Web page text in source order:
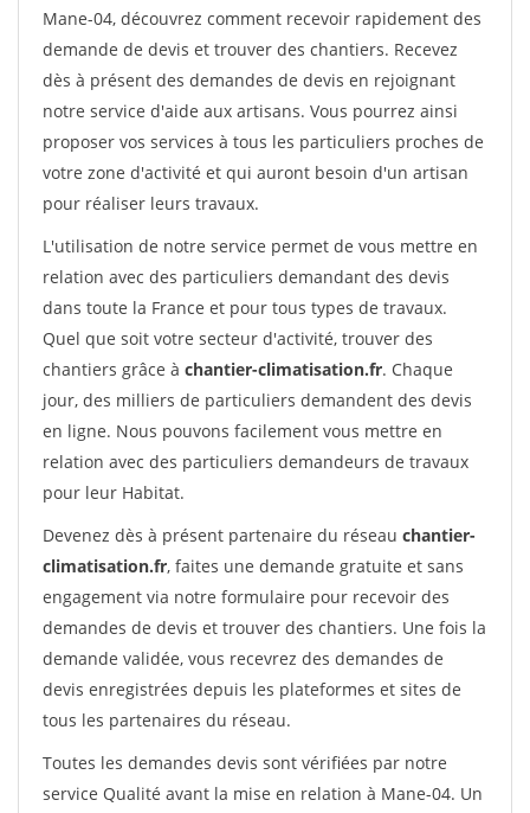
Mane-04, découvrez comment recevoir rapidement des
demande de devis et trouver des chantiers. Recevez
dès à présent des demandes de devis en rejoignant
notre service d'aide aux artisans. Vous pourrez ainsi
proposer vos services à tous les particuliers proches de
votre zone d'activité et qui auront besoin d'un artisan
pour réaliser leurs travaux.
L'utilisation de notre service permet de vous mettre en
relation avec des particuliers demandant des devis
dans toute la France et pour tous types de travaux.
Quel que soit votre secteur d'activité, trouver des
chantiers grâce à chantier-climatisation.fr. Chaque
jour, des milliers de particuliers demandent des devis
en ligne. Nous pouvons facilement vous mettre en
relation avec des particuliers demandeurs de travaux
pour leur Habitat.
Devenez dès à présent partenaire du réseau chantier-
climatisation.fr, faites une demande gratuite et sans
engagement via notre formulaire pour recevoir des
demandes de devis et trouver des chantiers. Une fois la
demande validée, vous recevrez des demandes de
devis enregistrées depuis les plateformes et sites de
tous les partenaires du réseau.
Toutes les demandes devis sont vérifiées par notre
service Qualité avant la mise en relation à Mane-04. Un